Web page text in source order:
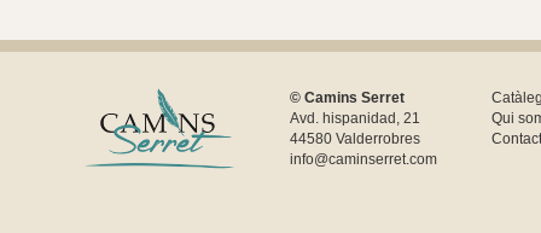
© Camins Serret
Avd. hispanidad, 21
44580 Valderrobres
info@caminserret.com
Qui